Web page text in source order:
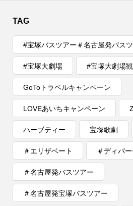
TAG
#宝塚バスツアー＃名古屋発バス
#宝塚大劇場 #宝塚大劇場
GoToトラベルキャンペーン
LOVEあいちキャンペーン
ハーブティー 宝塚歌劇
＃エリザベート ＃ディパ
＃名古屋発バスツアー
＃名古屋発宝塚バスツアー